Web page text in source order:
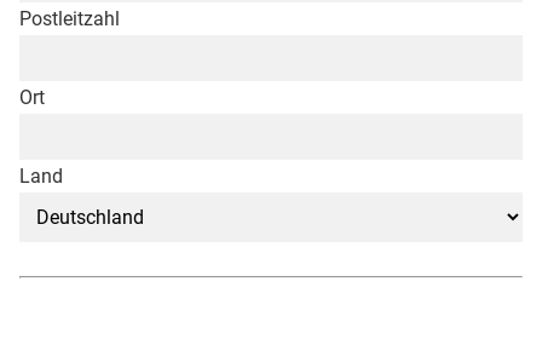
Postleitzahl
Ort
Land